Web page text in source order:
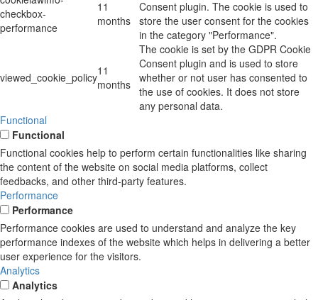
checkbox-
performance
11
months
Consent plugin. The cookie is used to
store the user consent for the cookies
in the category "Performance".
viewed_cookie_policy11
months
The cookie is set by the GDPR Cookie
Consent plugin and is used to store
whether or not user has consented to
the use of cookies. It does not store
any personal data.
Functional
Functional
Functional cookies help to perform certain functionalities like sharing
the content of the website on social media platforms, collect
feedbacks, and other third-party features.
Performance
Performance
Performance cookies are used to understand and analyze the key
performance indexes of the website which helps in delivering a better
user experience for the visitors.
Analytics
Analytics